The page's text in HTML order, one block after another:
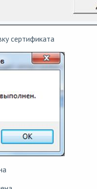
сертификата